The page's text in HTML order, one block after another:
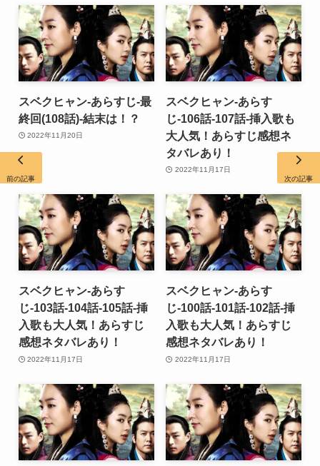
スベクヒャン-あらすじ-最
終回(108話)-結末は！？
2022年11月20日
スベクヒャン-あらす
じ-106話-107話-挿入歌も
大人気！あらすじ感想ネ
タバレあり！
2022年11月17日
スベクヒャン-あらす
じ-103話-104話-105話-挿
入歌も大人気！あらすじ
感想ネタバレあり！
2022年11月17日
スベクヒャン-あらす
じ-100話-101話-102話-挿
入歌も大人気！あらすじ
感想ネタバレあり！
2022年11月17日
前の記事 次の記事